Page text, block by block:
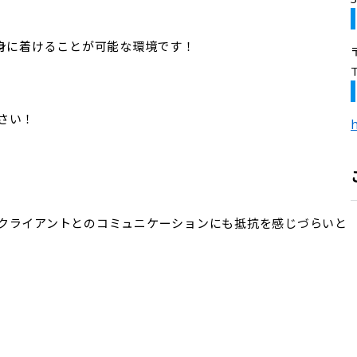
着けることが可能な環境です！
い！
イアントとのコミュニケーションにも抵抗を感じづらいと